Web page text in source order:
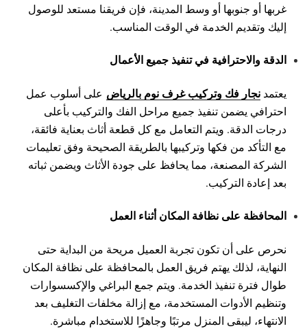
غربها أو جنوبها أو وسط المدينة، فإن فريقنا مستعد للوصول
إليك وتقديم الخدمة في الوقت المناسب.
الدقة والاحترافية في تنفيذ جميع الأعمال
يعتمد نجار فك وتركيب غرف نوم بالرياض على أسلوب عمل
احترافي يضمن تنفيذ جميع مراحل الفك والتركيب بأعلى
درجات الدقة. ويتم التعامل مع كل قطعة أثاث بعناية فائقة،
مع التأكد من فكها وتركيبها بالطريقة الصحيحة وفق تعليمات
الشركة المصنعة، مما يحافظ على جودة الأثاث ويضمن ثباته
بعد إعادة التركيب.
المحافظة على نظافة المكان أثناء العمل
نحرص على أن تكون تجربة العميل مريحة من البداية حتى
النهاية، لذلك يهتم فريق العمل بالمحافظة على نظافة المكان
طوال فترة تنفيذ الخدمة. ويتم جمع البراغي والإكسسوارات
وتنظيم الأدوات المستخدمة، مع إزالة مخلفات التغليف بعد
الانتهاء، ليبقى المنزل مرتبًا وجاهزًا للاستخدام مباشرة.